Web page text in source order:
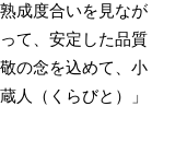
成度合いを見なが
て、安定した品質
の念を込めて、小
人（くらびと）」